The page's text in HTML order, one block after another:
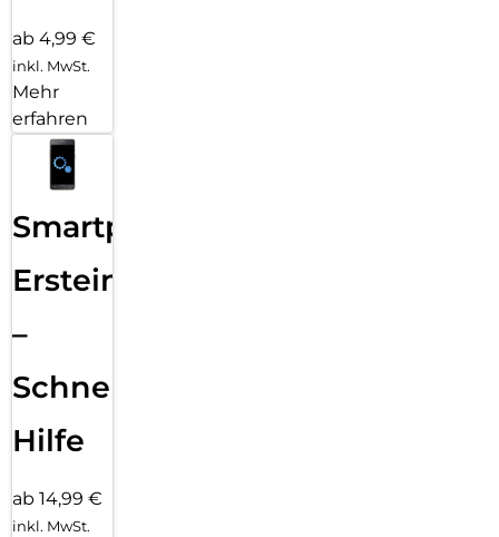
ab 4,99 €
inkl. MwSt.
Mehr
erfahren
Smartphone
Ersteinrichtung
–
Schnelle
Hilfe
ab 14,99 €
inkl. MwSt.